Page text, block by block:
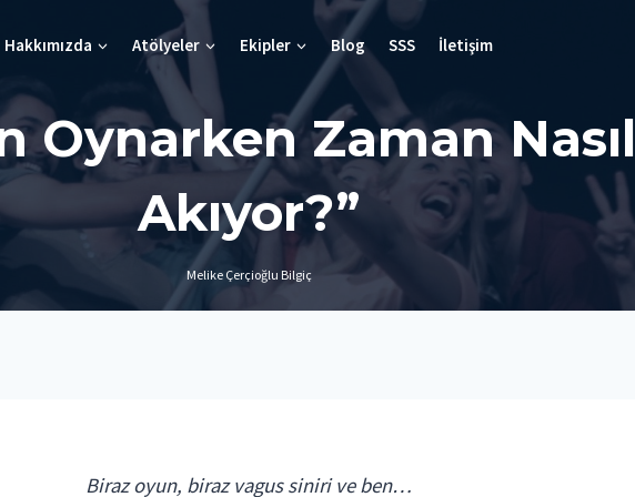
Hakkımızda Atölyeler Ekipler Blog SSS İletişim
Oynarken Zaman Nasıl
Akıyor?”
Melike Çerçioğlu Bilgiç
Biraz oyun, biraz vagus siniri ve ben…